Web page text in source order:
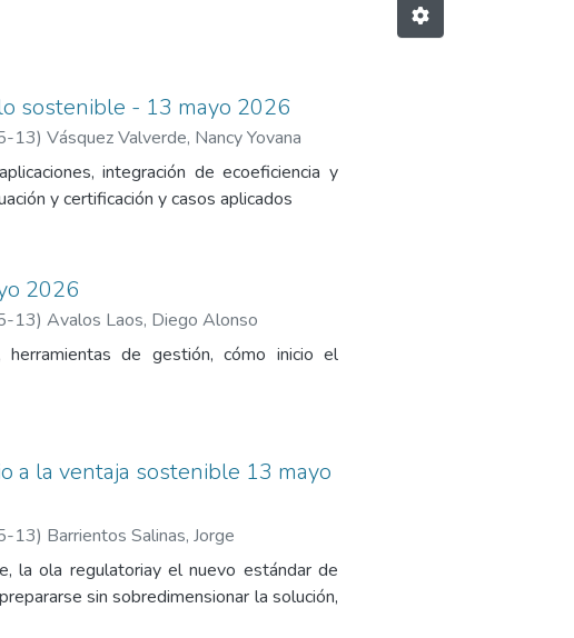
sostenible - 13 mayo 2026
13) Vásquez Valverde, Nancy Yovana
integración de ecoeficiencia y
y certificación y casos aplicados
2026
13) Avalos Laos, Diego Alonso
herramientas de gestión, cómo inicio el
a la ventaja sostenible 13 mayo
13) Barrientos Salinas, Jorge
la ola regulatoriay el nuevo estándar de
sin sobredimensionar la solución,